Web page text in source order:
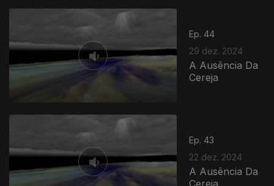
Ep. 44
29 dez. 2024
A Ausência Da
Cereja
Ep. 43
22 dez. 2024
A Ausência Da
Cereja